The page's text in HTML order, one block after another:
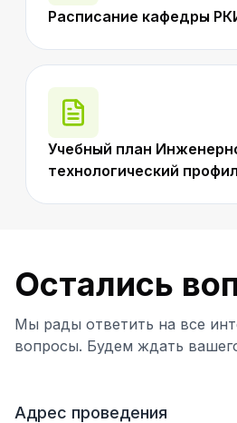
Расписание кафедры
Учебный план
технологический
Остались
Мы рады ответить на все
вопросы. Будем ждать
Адрес проведения